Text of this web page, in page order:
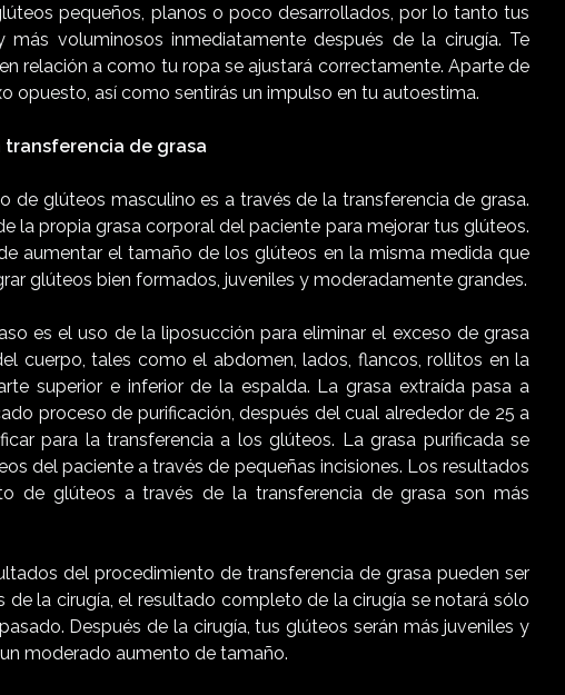
pequeños, planos o poco desarrollados, por lo tanto tus
voluminosos inmediatamente después de la cirugía. Te
relación a como tu ropa se ajustará correctamente. Aparte de
opuesto, así como sentirás un impulso en tu autoestima.
de grasa
de glúteos masculino es a través de la transferencia de grasa.
la propia grasa corporal del paciente para mejorar tus glúteos.
aumentar el tamaño de los glúteos en la misma medida que
glúteos bien formados, juveniles y moderadamente grandes.
es el uso de la liposucción para eliminar el exceso de grasa
cuerpo, tales como el abdomen, lados, flancos, rollitos en la
superior e inferior de la espalda. La grasa extraída pasa a
proceso de purificación, después del cual alrededor de 25 a
para la transferencia a los glúteos. La grasa purificada se
del paciente a través de pequeñas incisiones. Los resultados
de glúteos a través de la transferencia de grasa son más
del procedimiento de transferencia de grasa pueden ser
la cirugía, el resultado completo de la cirugía se notará sólo
Después de la cirugía, tus glúteos serán más juveniles y
moderado aumento de tamaño.